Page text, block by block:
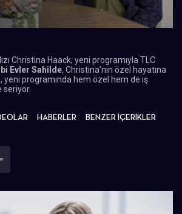
Oynat
Christina Haack, yeni programıyla TLC
Evler Sahilde, Christina’nın özel hayatına
yeni programında hem özel hem de iş
seriyor.
HABERLER BENZER İÇERİKLER